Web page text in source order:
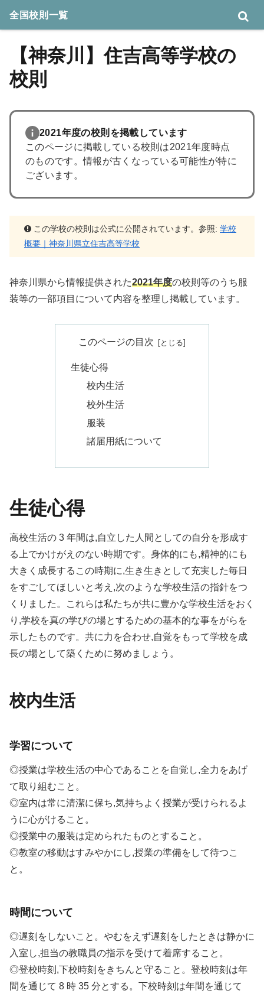
【神奈川】住吉高等学校の
校則
2021年度の校則を掲載しています
このページに掲載している校則は2021年度時点
のものです。情報が古くなっている可能性が特に
ございます。
この学校の校則は公式に公開されています。参照: 学校
概要｜神奈川県立住吉高等学校
神奈川県から情報提供された2021年度の校則等のうち服
装等の一部項目について内容を整理し掲載しています。
このページの目次
生徒心得
校内生活
校外生活
服装
諸届用紙について
生徒心得
高校生活の 3 年間は,自立した人間としての自分を形成す
る上でかけがえのない時期です。身体的にも,精神的にも
大きく成長するこの時期に,生き生きとして充実した毎日
をすごしてほしいと考え,次のような学校生活の指針をつ
くりました。これらは私たちが共に豊かな学校生活をおく
り,学校を真の学びの場とするための基本的な事をがらを
示したものです。共に力を合わせ,自覚をもって学校を成
長の場として築くために努めましょう。
校内生活
学習について
◎授業は学校生活の中心であることを自覚し,全力をあげ
て取り組むこと。
◎室内は常に清潔に保ち,気持ちよく授業が受けられるよ
うに心がけること。
◎授業中の服装は定められたものとすること。
◎教室の移動はすみやかにし,授業の準備をして待つこ
と。
時間について
◎遅刻をしないこと。やむをえず遅刻をしたときは静かに
入室し,担当の教職員の指示を受けて着席すること。
◎登校時刻,下校時刻をきちんと守ること。登校時刻は年
間を通じて 8 時 35 分とする。下校時刻は年間を通じて
全国校則一覧